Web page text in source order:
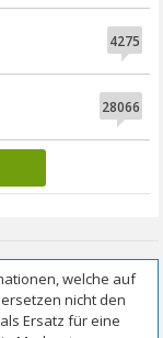
4275
28066